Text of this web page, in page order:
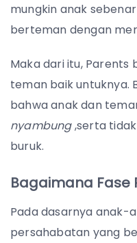
mungkin anak
berteman dengan
Maka dari itu, Parents
teman baik untuknya.
bahwa anak dan
nyambung,serta
buruk.
Bagaimana Fase
Pada dasarnya anak-
persahabatan yang